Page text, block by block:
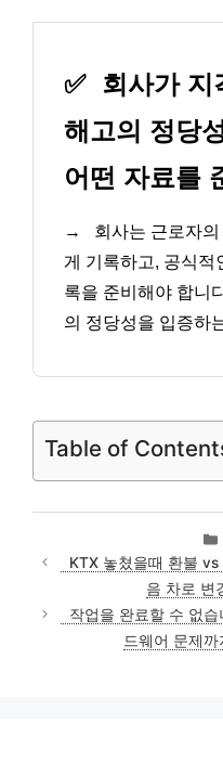
✅
회사가 지
해고의 정당
어떤 자료를
→
회사는 근로자
게 기록하고, 공식적
록을 준비해야 합니
의 정당성을 입증하
Table of
KTX 놓쳤을때 환불
음 차로 변
작업을 완료할 수 없
드웨어 문제